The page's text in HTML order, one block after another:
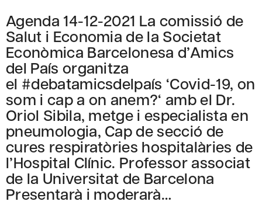
Agenda 14-12-2021 La comissió de
Salut i Economia de la Societat
Econòmica Barcelonesa d’Amics
del País organitza
el #debatamicsdelpaís ‘Covid-19, on
som i cap a on anem?‘ amb el Dr.
Oriol Sibila, metge i especialista en
pneumologia, Cap de secció de
cures respiratòries hospitalàries de
l’Hospital Clínic. Professor associat
de la Universitat de Barcelona
Presentarà i moderarà…